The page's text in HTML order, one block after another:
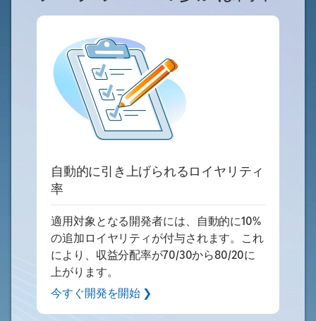
自動的に引き上げられるロイヤリティ
率
適用対象となる開発者には、自動的に10%
の追加ロイヤリティが付与されます。これ
により、収益分配率が70/30から80/20に
上がります。
今すぐ開発を開始 ❯